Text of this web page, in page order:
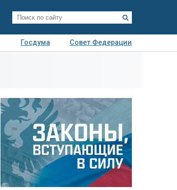
Госдума
Совет Федерации